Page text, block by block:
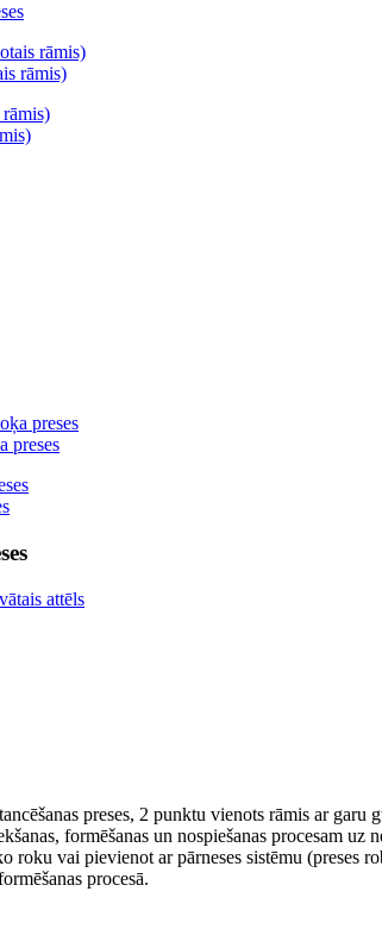
rāmis)
preses
preses, 2 punktu vienots rāmis ar
formēšanas un nospiešanas procesam
roku vai pievienot ar pārneses sistēmu (preses
procesā.